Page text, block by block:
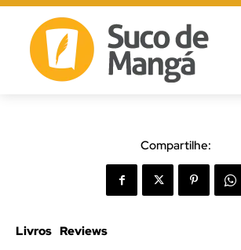
Compartilhe:
Livros Reviews